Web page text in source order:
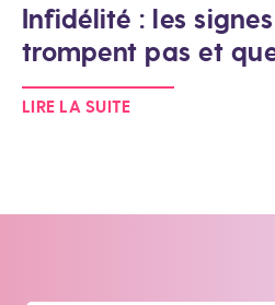
Infidélité : les
trompent pas et
LIRE LA SUITE